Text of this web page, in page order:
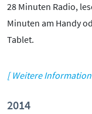
28 Minuten Radio,
Minuten am Handy
Tablet.
[ Weitere
2014